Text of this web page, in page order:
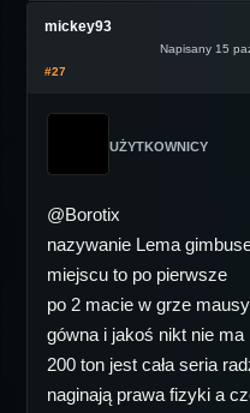
mickey93
Napisany 15
#27
UŻYTKOWNICY
@Borotix
nazywanie Lema
miejscu to po pierwsze
po 2 macie w grze
gówna i jakoś nikt nie ma
200 ton jest cała seria
naginają prawa fizyki a